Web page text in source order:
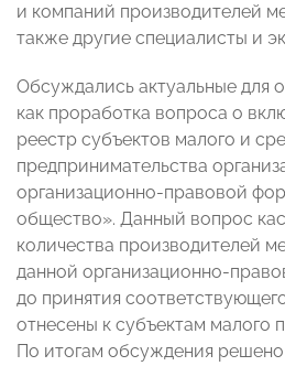
и компаний производителей
также другие специалисты и
Обсуждались актуальные для
как проработка вопроса о
реестр субъектов малого и
предпринимательства
организационно-правовой
общество». Данный вопрос
количества производителей
данной организационно-
до принятия
отнесены к субъектам малого
По итогам обсуждения